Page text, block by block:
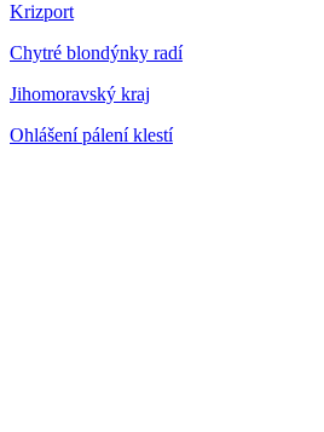
Krizport
Chytré blondýnky radí
Jihomoravský kraj
Ohlášení pálení klestí